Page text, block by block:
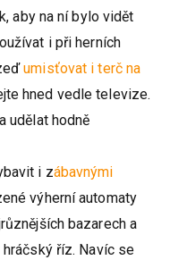
aby na ní bylo vidět
i při herních
umisťovat i terč na
hned vedle televize.
udělat hodně
i zábavnými
výherní automaty
bazarech a
říz. Navíc se